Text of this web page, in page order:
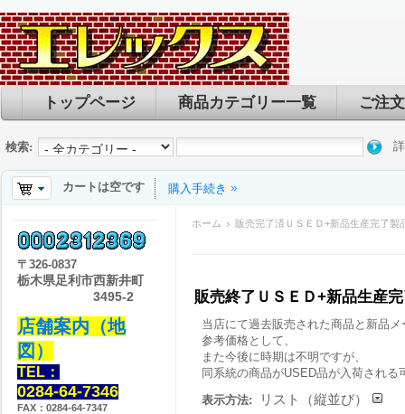
トップページ 商品カテゴリー一覧 ご注
検索:
カートは空です 購入手続き
ホーム 販売完了済ＵＳＥＤ+新品生産完了製
販売終了ＵＳＥＤ+新品生産
当店にて過去販売された商品と新品
参考価格として、
また今後に時期は不明ですが、
同系統の商品がUSED品が入荷される
表示方法:
リスト（縦並び）
〒 326-0837
栃木県足利市西新井町
3495-2
店舗案内（地
図）
TEL：
0284-64-7346
FAX：0284-64-7347